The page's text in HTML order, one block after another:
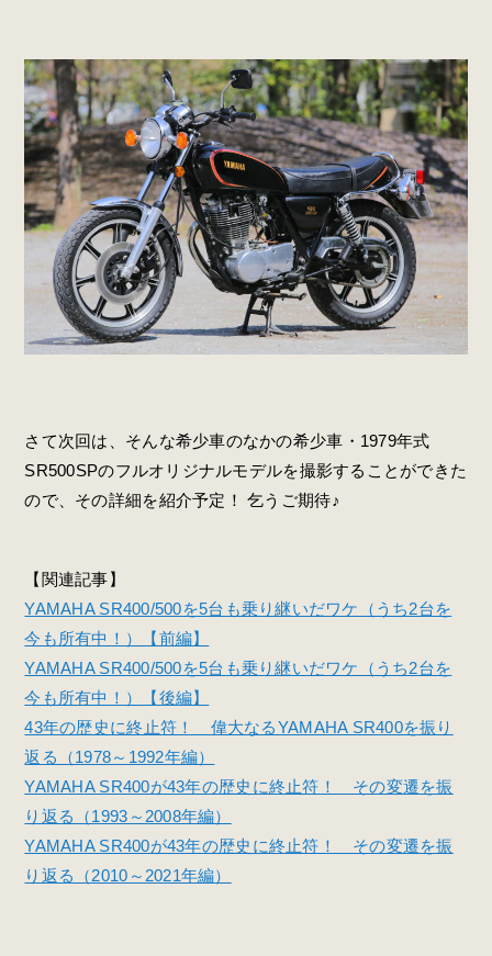
さて次回は、そんな希少車のなかの希少車・1979年式
SR500SPのフルオリジナルモデルを撮影することができた
ので、その詳細を紹介予定！ 乞うご期待♪
【関連記事】
YAMAHA SR400/500を5台も乗り継いだワケ（うち2台を
今も所有中！）【前編】
YAMAHA SR400/500を5台も乗り継いだワケ（うち2台を
今も所有中！）【後編】
43年の歴史に終止符！ 偉大なるYAMAHA SR400を振り
返る（1978～1992年編）
YAMAHA SR400が43年の歴史に終止符！ その変遷を振
り返る（1993～2008年編）
YAMAHA SR400が43年の歴史に終止符！ その変遷を振
り返る（2010～2021年編）